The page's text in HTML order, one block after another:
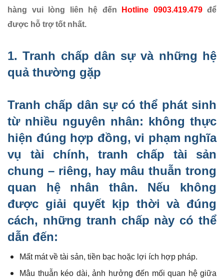
hàng vui lòng liên hệ đến
Hotline 0903.419.479để
được hỗ trợ tốt nhất.
1.Tranh chấp dân sựvà những hệ
quả thường gặp
Tranh chấp dân sự có thể phát sinh
từ nhiều nguyên nhân: không thực
hiện đúng hợp đồng, vi phạm nghĩa
vụ tài chính, tranh chấp tài sản
chung – riêng, hay mâu thuẫn trong
quan hệ nhân thân. Nếu không
được giải quyết kịp thời và đúng
cách, những tranh chấp này có thể
dẫn đến:
Mất mát về tài sản, tiền bạc hoặc lợi ích hợp pháp.
Mâu thuẫn kéo dài, ảnh hưởng đến mối quan hệ giữa